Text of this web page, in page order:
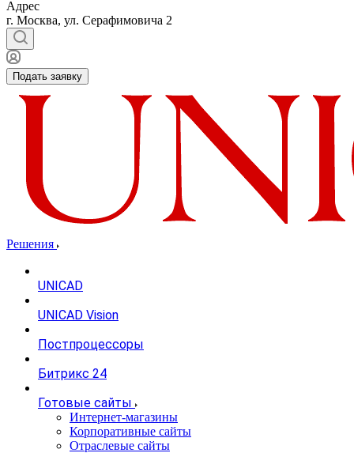
Адрес
г. Москва, ул. Серафимовича 2
Подать заявку
Решения
UNICAD
UNICAD Vision
Постпроцессоры
Битрикс 24
Готовые сайты
Интернет-магазины
Корпоративные сайты
Отраслевые сайты